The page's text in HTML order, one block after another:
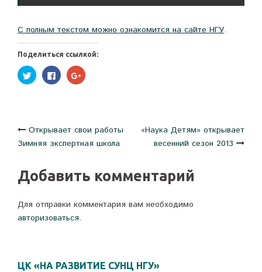
С полным текстом можно ознакомится на сайте НГУ.
Поделиться ссылкой:
Нажмите,
чтобы
поделиться
окне)
Нажмите
здесь,
чтобы
в
окне)
Нажмите,
чтобы
окне)
Навигация
по
записям
Открывает свои работы
Зимняя экспертная школа
«Наука Детям» открывает
весенний сезон 2013
Добавить комментарий
Для отправки комментария вам необходимо
авторизоваться.
ЦК «НА РАЗВИТИЕ СУНЦ НГУ»